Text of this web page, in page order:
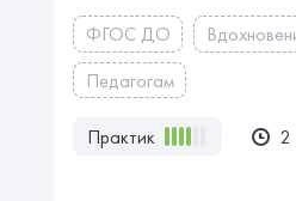
ФГОС ДО
Педагогам
Практик 2